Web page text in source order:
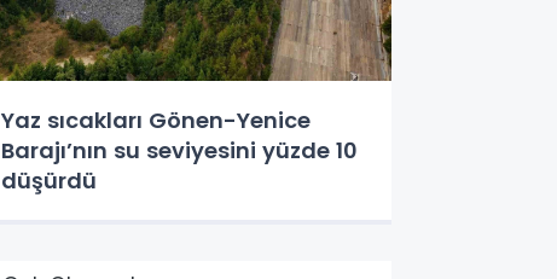
Yaz sıcakları Gönen-Yenice
Barajı’nın su seviyesini yüzde 10
düşürdü